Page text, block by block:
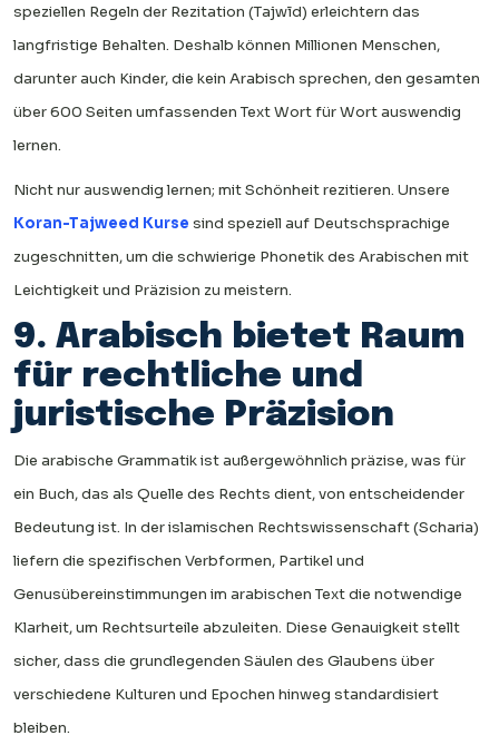
speziellen Regeln der Rezitation (Tajwīd) erleichtern das
langfristige Behalten. Deshalb können Millionen Menschen,
darunter auch Kinder, die kein Arabisch sprechen, den gesamten
über 600 Seiten umfassenden Text Wort für Wort auswendig
lernen.
Nicht nur auswendig lernen; mit Schönheit rezitieren. Unsere
Koran-Tajweed Kurse sind speziell auf Deutschsprachige
zugeschnitten, um die schwierige Phonetik des Arabischen mit
Leichtigkeit und Präzision zu meistern.
9. Arabisch bietet Raum
für rechtliche und
juristische Präzision
Die arabische Grammatik ist außergewöhnlich präzise, was für
ein Buch, das als Quelle des Rechts dient, von entscheidender
Bedeutung ist. In der islamischen Rechtswissenschaft (Scharia)
liefern die spezifischen Verbformen, Partikel und
Genusübereinstimmungen im arabischen Text die notwendige
Klarheit, um Rechtsurteile abzuleiten. Diese Genauigkeit stellt
sicher, dass die grundlegenden Säulen des Glaubens über
verschiedene Kulturen und Epochen hinweg standardisiert
bleiben.